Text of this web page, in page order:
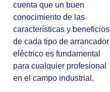
cuenta que un buen
conocimiento de las
características y beneficios
de cada tipo de arrancador
eléctrico es fundamental
para cualquier profesional
en el campo industrial.